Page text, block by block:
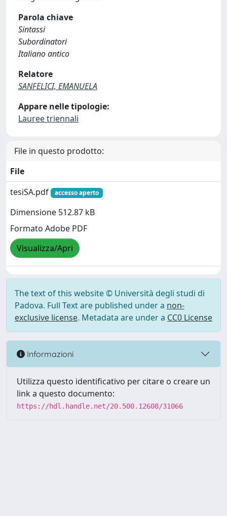
Parola chiave
Sintassi
Subordinatori
Italiano antico
Relatore
SANFELICI, EMANUELA
Appare nelle tipologie:
Lauree triennali
File in questo prodotto:
File
tesiSA.pdf
accesso aperto
Dimensione 512.87 kB
Formato Adobe PDF
Visualizza/Apri
The text of this website © Università degli studi di
Padova. Full Text are published under a non-
exclusive license. Metadata are under a CC0 License
Informazioni
Utilizza questo identificativo per citare o creare un
link a questo documento:
https://hdl.handle.net/20.500.12608/31066